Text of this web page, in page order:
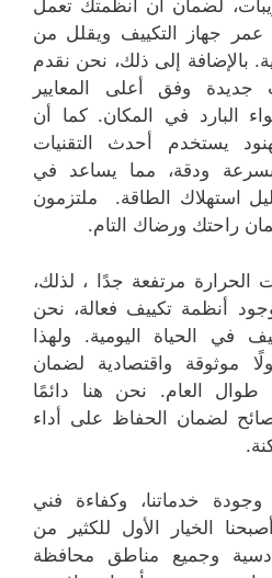
لضمان أن أنظمتك تعمل
عمر جهاز التكييف ويقلل من
بالإضافة إلى ذلك، نحن نقدم
وفق أعلى المعايير
البارد في المكان. كما أن
يستخدم أحدث التقنيات
ودقة، مما يساعد في
استهلاك الطاقة. ملتزمون
راحتك ورضاك التام.
مرتفعة جدًا ، لذلك،
أنظمة تكييف فعالة، نحن
في الحياة اليومية. ولهذا
موثوقة واقتصادية لضمان
طوال العام. نحن هنا دائمًا
لضمان الحفاظ على أداء
خدماتنا، وكفاءة فني
الخيار الأول للكثير من
وجميع مناطق محافظة